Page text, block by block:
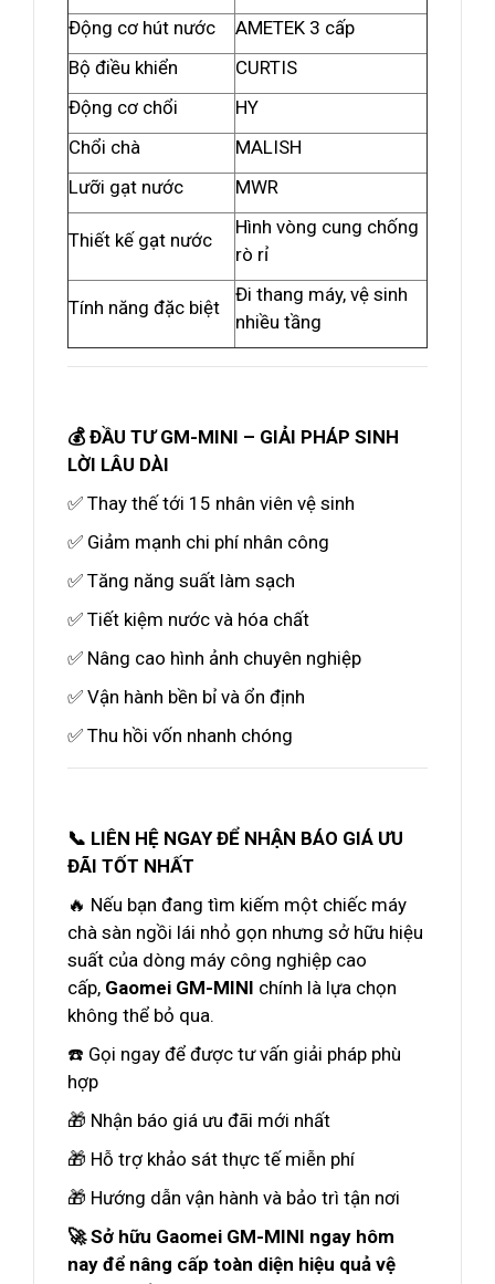
Động cơ hút nước
AMETEK 3 cấp
Bộ điều khiển
CURTIS
Động cơ chổi
HY
Chổi chà
MALISH
Lưỡi gạt nước
MWR
Thiết kế gạt nước
Hình vòng cung chống
rò rỉ
Tính năng đặc biệt
Đi thang máy, vệ sinh
nhiều tầng
💰 ĐẦU TƯ GM-MINI – GIẢI PHÁP SINH
LỜI LÂU DÀI
✅ Thay thế tới 15 nhân viên vệ sinh
✅ Giảm mạnh chi phí nhân công
✅ Tăng năng suất làm sạch
✅ Tiết kiệm nước và hóa chất
✅ Nâng cao hình ảnh chuyên nghiệp
✅ Vận hành bền bỉ và ổn định
✅ Thu hồi vốn nhanh chóng
📞 LIÊN HỆ NGAY ĐỂ NHẬN BÁO GIÁ ƯU
ĐÃI TỐT NHẤT
🔥 Nếu bạn đang tìm kiếm một chiếc máy
chà sàn ngồi lái nhỏ gọn nhưng sở hữu hiệu
suất của dòng máy công nghiệp cao
cấp, Gaomei GM-MINI chính là lựa chọn
không thể bỏ qua.
☎️ Gọi ngay để được tư vấn giải pháp phù
hợp
🎁 Nhận báo giá ưu đãi mới nhất
🎁 Hỗ trợ khảo sát thực tế miễn phí
🎁 Hướng dẫn vận hành và bảo trì tận nơi
🚀 Sở hữu Gaomei GM-MINI ngay hôm
nay để nâng cấp toàn diện hiệu quả vệ